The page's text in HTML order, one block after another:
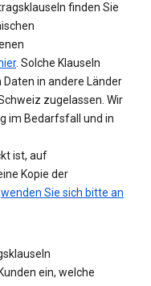
finden Sie
hier. Solche Klauseln
in andere Länder
zugelassen. Wir
im Bedarfsfall und in
ist, auf
Kopie der
wenden Sie sich bitte an
ein, welche